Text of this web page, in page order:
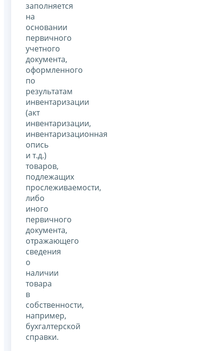
заполняется
на
основании
первичного
учетного
документа,
оформленного
по
результатам
инвентаризации
(акт
инвентаризации,
инвентаризационная
опись
и т.д.)
товаров,
подлежащих
прослеживаемости,
либо
иного
первичного
документа,
отражающего
сведения
о
наличии
товара
в
собственности,
например,
бухгалтерской
справки.